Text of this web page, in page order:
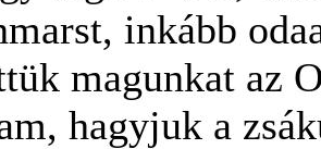
inkább
magunkat az
hagyjuk a